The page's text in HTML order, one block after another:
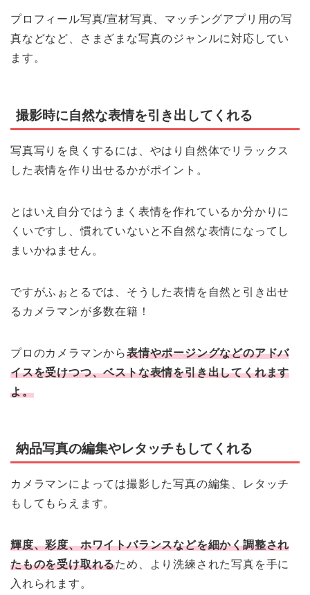
プロフィール写真/宣材写真、マッチングアプリ用の写
真などなど、さまざまな写真のジャンルに対応してい
ます。
撮影時に自然な表情を引き出してくれる
写真写りを良くするには、やはり自然体でリラックス
した表情を作り出せるかがポイント。
とはいえ自分ではうまく表情を作れているか分かりに
くいですし、慣れていないと不自然な表情になってし
まいかねません。
ですがふぉとるでは、そうした表情を自然と引き出せ
るカメラマンが多数在籍！
プロのカメラマンから表情やポージングなどのアドバ
イスを受けつつ、ベストな表情を引き出してくれます
よ。
納品写真の編集やレタッチもしてくれる
カメラマンによっては撮影した写真の編集、レタッチ
もしてもらえます。
輝度、彩度、ホワイトバランスなどを細かく調整され
たものを受け取れるため、より洗練された写真を手に
入れられます。